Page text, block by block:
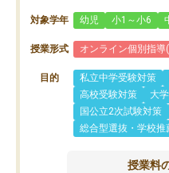
対象学年 幼児 小1～小6
授業形式 オンライン個別指導
目的 私立中学受験対策
高校受験対策
大
国公立2次試験対策
総合型選抜・学校推
授業料